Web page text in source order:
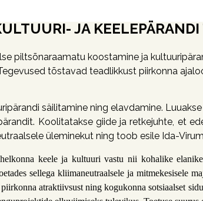
JA
piltsõnaraamatu koostamine ja
tõstavad teadlikkust piirkonna
säilitamine ning elavdamine.
Koolitatakse giide ja retkejuhte, et
üleminekut ning toob esile Ida-
keele ja kultuuri vastu nii kohalike
sellega kliimaneutraalsele ja mitmekesisele
piirkonna atraktiivsustning kogukonna sotsiaalset